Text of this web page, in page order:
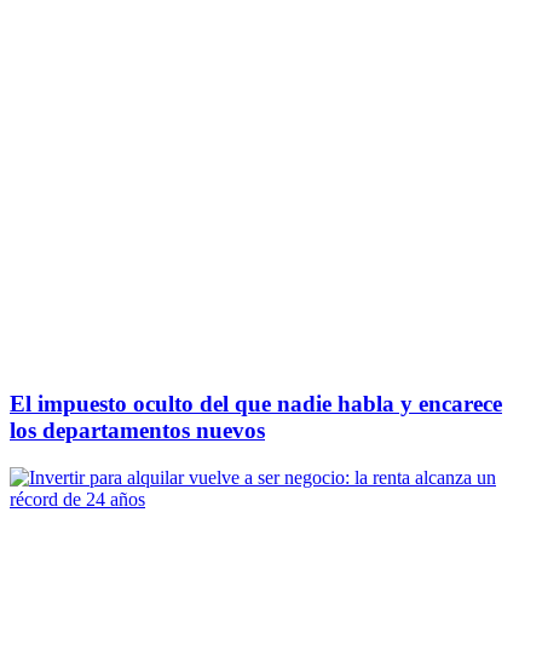
El impuesto oculto del que nadie habla y encarece
los departamentos nuevos